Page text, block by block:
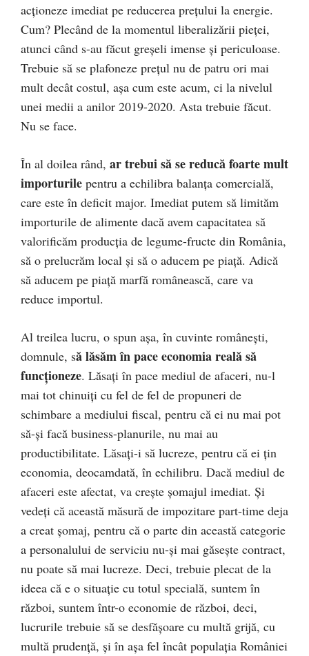
acţioneze imediat pe reducerea preţului la energie.
Cum? Plecând de la momentul liberalizării pieţei,
atunci când s-au făcut greşeli imense şi periculoase.
Trebuie să se plafoneze preţul nu de patru ori mai
mult decât costul, aşa cum este acum, ci la nivelul
unei medii a anilor 2019-2020. Asta trebuie făcut.
Nu se face.
În al doilea rând, ar trebui să se reducă foarte mult
importurile pentru a echilibra balanța comercială,
care este în deficit major. Imediat putem să limităm
importurile de alimente dacă avem capacitatea să
valorificăm producția de legume-fructe din România,
să o prelucrăm local și să o aducem pe piață. Adică
să aducem pe piață marfă românească, care va
reduce importul.
Al treilea lucru, o spun așa, în cuvinte românești,
domnule, să lăsăm în pace economia reală să
funcționeze. Lăsați în pace mediul de afaceri, nu-l
mai tot chinuiți cu fel de fel de propuneri de
schimbare a mediului fiscal, pentru că ei nu mai pot
să-și facă business-planurile, nu mai au
productibilitate. Lăsați-i să lucreze, pentru că ei țin
economia, deocamdată, în echilibru. Dacă mediul de
afaceri este afectat, va crește șomajul imediat. Și
vedeți că această măsură de impozitare part-time deja
a creat șomaj, pentru că o parte din această categorie
a personalului de serviciu nu-și mai găsește contract,
nu poate să mai lucreze. Deci, trebuie plecat de la
ideea că e o situație cu totul specială, suntem în
război, suntem într-o economie de război, deci,
lucrurile trebuie să se desfășoare cu multă grijă, cu
multă prudență, și în așa fel încât populația României